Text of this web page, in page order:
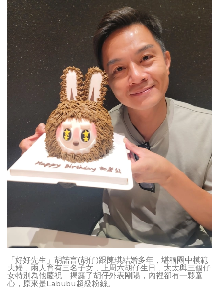
「好好先生」胡諾言(胡仔)跟陳琪結婚多年，堪稱圈中模範
夫婦，兩人育有三名子女，上周六胡仔生日，太太與三個仔
女特別為他慶祝，揭露了胡仔外表剛陽，內裡卻有一夥童
心，原來是Labubu超級粉絲。